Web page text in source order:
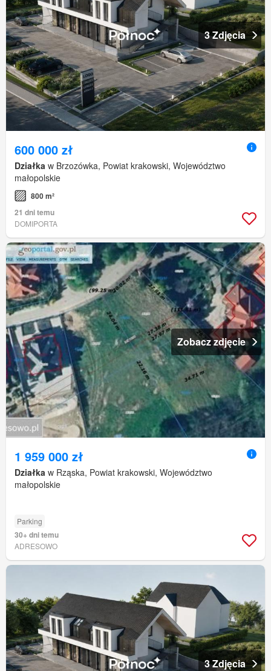
3 Zdjęcia
600 000 zł
Działka w Brzozówka, Powiat krakowski, Województwo
małopolskie
800 m²
21 dni temu
DOMIPORTA
Zobacz zdjęcie
1 959 000 zł
Działka w Rząska, Powiat krakowski, Województwo
małopolskie
Parking
30+ dni temu
ADRESOWO
3 Zdjęcia